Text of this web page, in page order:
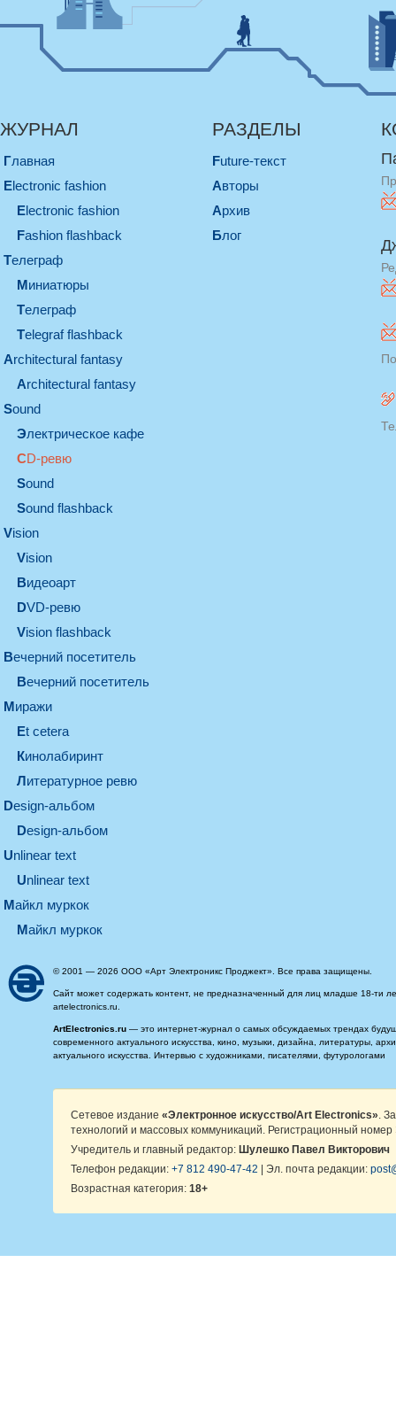
ЖУРНАЛ
Главная
electronic fashion
electronic fashion
Fashion flashback
телеграф
миниатюры
телеграф
Telegraf flashback
architectural fantasy
architectural fantasy
sound
электрическое кафе
CD-ревю
sound
Sound flashback
vision
vision
видеоарт
DVD-ревю
Vision flashback
вечерний посетитель
вечерний посетитель
миражи
et cetera
кинолабиринт
литературное ревю
design-альбом
design-альбом
unlinear text
Unlinear text
майкл муркок
майкл муркок
РАЗДЕЛЫ
Future-текст
Авторы
Архив
Блог
© 2001 — 2026 ООО «Арт Электроникс Проджект». Все права защищены.
Сайт может содержать контент, не предназначенный для лиц младше 18-ти
artelectronics.ru.
ArtElectronics.ru — это интернет-журнал о самых обсуждаемых трендах
современного актуального искусства, кино, музыки, дизайна, литературы,
актуального искусства. Интервью с художниками, писателями, футурологами
Сетевое издание «Электронное искусство/Art Electronics» .
технологий и массовых коммуникаций. Регистрационный
Учредитель и главный редактор: Шулешко Павел Викторович
Телефон редакции: +7 812 490-47-42 | Эл. почта редакции:
Возрастная категория: 18+